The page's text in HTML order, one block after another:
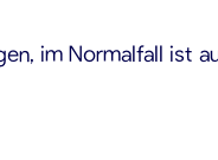
im Normalfall ist